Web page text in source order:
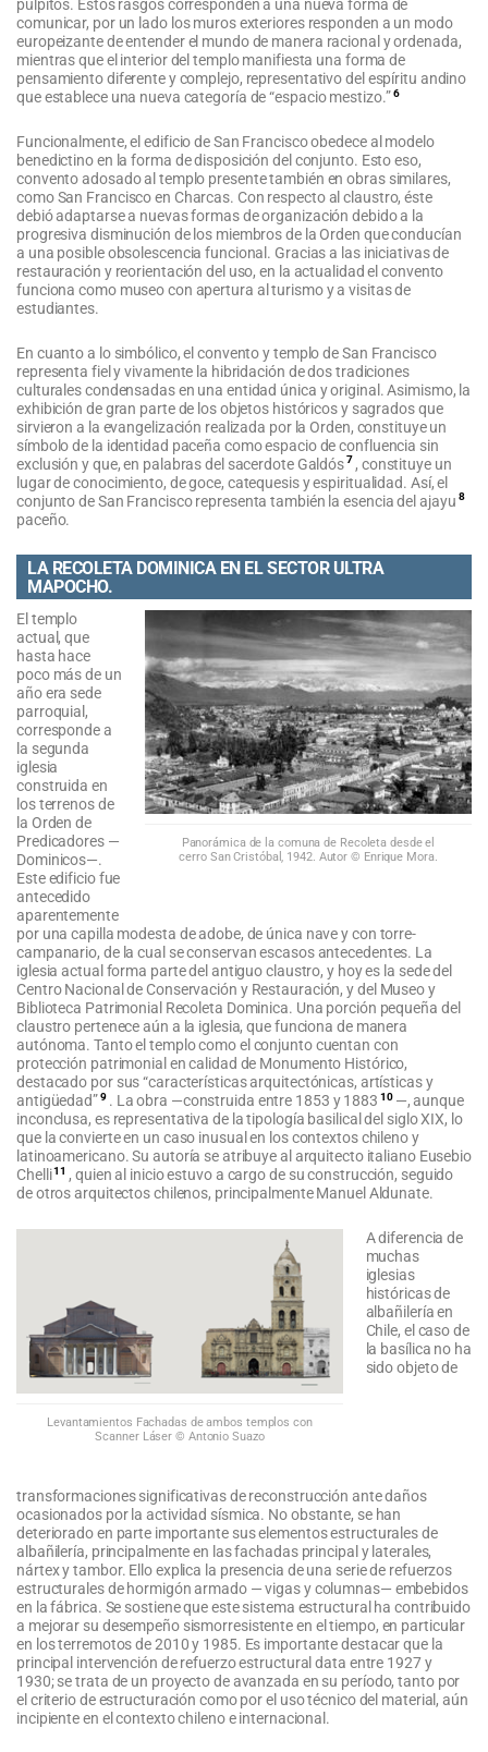
púlpitos. Estos rasgos corresponden a una nueva forma de
comunicar, por un lado los muros exteriores responden a un modo
europeizante de entender el mundo de manera racional y ordenada,
mientras que el interior del templo manifiesta una forma de
pensamiento diferente y complejo, representativo del espíritu andino
que establece una nueva categoría de “espacio mestizo.”6
Funcionalmente, el edificio de San Francisco obedece al modelo
benedictino en la forma de disposición del conjunto. Esto eso,
convento adosado al templo presente también en obras similares,
como San Francisco en Charcas. Con respecto al claustro, éste
debió adaptarse a nuevas formas de organización debido a la
progresiva disminución de los miembros de la Orden que conducían
a una posible obsolescencia funcional. Gracias a las iniciativas de
restauración y reorientación del uso, en la actualidad el convento
funciona como museo con apertura al turismo y a visitas de
estudiantes.
En cuanto a lo simbólico, el convento y templo de San Francisco
representa fiel y vivamente la hibridación de dos tradiciones
culturales condensadas en una entidad única y original. Asimismo, la
exhibición de gran parte de los objetos históricos y sagrados que
sirvieron a la evangelización realizada por la Orden, constituye un
símbolo de la identidad paceña como espacio de confluencia sin
exclusión y que, en palabras del sacerdote Galdós7 , constituye un
lugar de conocimiento, de goce, catequesis y espiritualidad. Así, el
conjunto de San Francisco representa también la esencia del ajayu 8
paceño.
LA RECOLETA DOMINICA EN EL SECTOR ULTRA
MAPOCHO.
Panorámica de la comuna de Recoleta desde el
cerro San Cristóbal, 1942. Autor © Enrique Mora.
El templo
actual, que
hasta hace
poco más de un
año era sede
parroquial,
corresponde a
la segunda
iglesia
construida en
los terrenos de
la Orden de
Predicadores —
Dominicos—.
Este edificio fue
antecedido
aparentemente
por una capilla modesta de adobe, de única nave y con torre-
campanario, de la cual se conservan escasos antecedentes. La
iglesia actual forma parte del antiguo claustro, y hoy es la sede del
Centro Nacional de Conservación y Restauración, y del Museo y
Biblioteca Patrimonial Recoleta Dominica. Una porción pequeña del
claustro pertenece aún a la iglesia, que funciona de manera
autónoma. Tanto el templo como el conjunto cuentan con
protección patrimonial en calidad de Monumento Histórico,
destacado por sus “características arquitectónicas, artísticas y
antigüedad”9 . La obra —construida entre 1853 y 1883 10 —, aunque
inconclusa, es representativa de la tipología basilical del siglo XIX, lo
que la convierte en un caso inusual en los contextos chileno y
latinoamericano. Su autoría se atribuye al arquitecto italiano Eusebio
Chelli11 , quien al inicio estuvo a cargo de su construcción, seguido
de otros arquitectos chilenos, principalmente Manuel Aldunate.
Levantamientos Fachadas de ambos templos con
Scanner Láser © Antonio Suazo
A diferencia de
muchas
iglesias
históricas de
albañilería en
Chile, el caso de
la basílica no ha
sido objeto de
transformaciones significativas de reconstrucción ante daños
ocasionados por la actividad sísmica. No obstante, se han
deteriorado en parte importante sus elementos estructurales de
albañilería, principalmente en las fachadas principal y laterales,
nártex y tambor. Ello explica la presencia de una serie de refuerzos
estructurales de hormigón armado — vigas y columnas— embebidos
en la fábrica. Se sostiene que este sistema estructural ha contribuido
a mejorar su desempeño sismorresistente en el tiempo, en particular
en los terremotos de 2010 y 1985. Es importante destacar que la
principal intervención de refuerzo estructural data entre 1927 y
1930; se trata de un proyecto de avanzada en su período, tanto por
el criterio de estructuración como por el uso técnico del material, aún
incipiente en el contexto chileno e internacional.